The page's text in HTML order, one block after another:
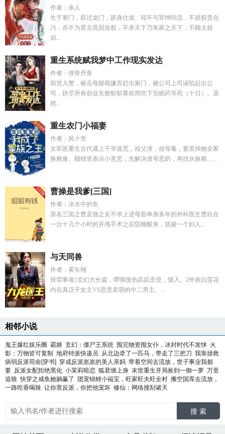
作者：余人
生于寒门，跃过龙门，跻身仕途。却不与官绅同流，不跟权贵合
污，亦不为君主巩固皇权，不承天下乃朱家之天下，不顾太祖
训...
重生系统赋我梦中工作现实发达
作者：侠骨丹青
前世入赘，被岳母鄙视嫌弃赶出家门，被公司上司诬陷赶出公
司，拼尽所有创业失败郁郁寡欢而吃下安眠药等死（十日）。居
然...
重生农门小福妻
作者：风十里
女军医重生古代遇上干旱逃荒，祖父渣，祖母毒，要卖掉她全家
换粮食。顾锦里表示小意思，先解决渣爷恶奶，再找水换粮，...
曹操是我爹[三国]
作者：冰水中的鱼
原名三国之曹孟德之女不求上进母胎单身多年的外科医生曹欣在
一台十几个小时的开颅手术之后昏睡醒来，就被一个妇人...
与天同兽
作者：雾矢翊
排雷事项1玄幻大长篇，啰嗦慢热叽叽歪歪，慎入。2外表白莲花
内在真汉子女主VS恶意卖萌的中二男主。...
相邻小说
鬼王爆红娱乐圈 霸婿 玄幻：僵尸王系统 囤完物资囤女仆，冰封时代不发怵 火
影：万物皆可复制
地府特派快递员 从北边牵了一匹马，带走了三把刀 我靠拯救
病弱反派苟命[穿书] 穿成反派崽崽的美人亲妈 带着空间去流放，世子事业我都
要 反派女配拒绝黑化 小茉莉暗恋 狐君缠上身 末世重生开局捡到一御一萝 万里
追狼 快穿之咸鱼她躺赢了 团宠锦鲤小福宝，旺家旺夫旺全村 搬空国库去流放，
一路吃香喝辣 让你害反派，你把他宠坏 修仙：网络搜刮诸天
搜 索